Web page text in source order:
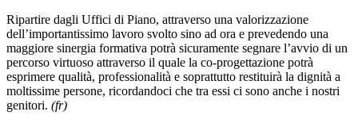
Ripartire dagli Uffici di Piano, attraverso una valorizzazione
dell’importantissimo lavoro svolto sino ad ora e prevedendo una
maggiore sinergia formativa potrà sicuramente segnare l’avvio di un
percorso virtuoso attraverso il quale la co-progettazione potrà
esprimere qualità, professionalità e soprattutto restituirà la dignità a
moltissime persone, ricordandoci che tra essi ci sono anche i nostri
genitori. (fr)